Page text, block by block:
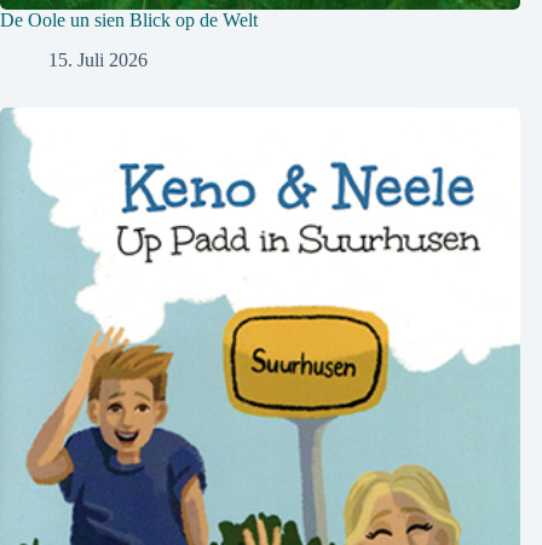
De Oole un sien Blick op de Welt
15. Juli 2026